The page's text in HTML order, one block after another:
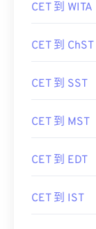
CET 到 WITA
CET 到 ChST
CET 到 SST
CET 到 MST
CET 到 EDT
CET 到 IST